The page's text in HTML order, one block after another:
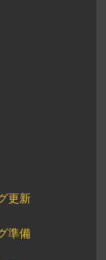
更新
準備